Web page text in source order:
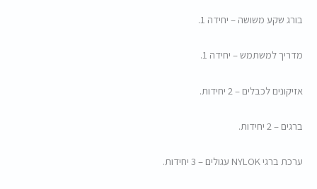
בורג שקע משושה – יחידה 1.
מדריך למשתמש – יחידה 1.
אזיקונים לכבלים – 2 יחידות.
ברגים – 2 יחידות.
ערכת ברגי NYLOK עגולים – 3 יחידות.